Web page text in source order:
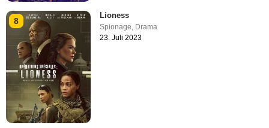
8
Lioness
Spionage, Drama
23. Juli 2023